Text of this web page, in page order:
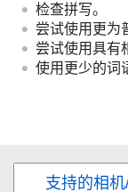
检查拼写。
尝试使用更为
尝试使用具有
使用更少的词
支持的相